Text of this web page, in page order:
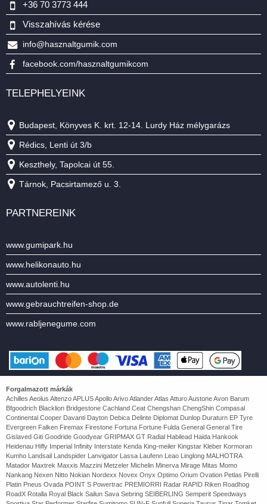
+36 70 3773 444
Visszahívás kérése
info@hasznaltgumik.com
facebook.com/hasznaltgumikcom
TELEPHELYEINK
Budapest, Könyves K. krt. 12-14. Lurdy Ház mélygarázs
Rédics, Lenti út 3/b
Keszthely, Tapolcai út 55.
Tárnok, Pacsirtamező u. 3.
PARTNEREINK
www.gumipark.hu
www.helikonauto.hu
www.autolenti.hu
www.gebrauchtreifen-shop.de
www.rabljenegume.com
Forgalmazott márkák
Achilles Aeolus Altenzo APLUS Apollo Arivo Atlander Atlas Atturo Austone Avon Barum
Bfgoodrich Blacklion Bridgestone Cachland Ceat Chengshan ChengShin Compasal
Continental Cooper Davanti Dayton Debica Delinte Diplomat Dunlop Duraturn EP Tyre
Evergreen Falken Firemax Firestone Fortuna Fortune Fulda General General Tire
Gislaved Giti Goodride Goodyear GRIPMAX GT Radial Habilead Haida Hankook
Heidenau Hifly Imperial Infinity Interstate Kenda King-meiler Kingstar Kleber Kormoran
Kumho Landsail Landspider Lanvigator Lassa Laufenn Leao Linglong MALHOTRA
Matador Maxtrek Maxxis Mazzini Metzeler Michelin Minerva Mirage Mitas Momo
Nankang Nexen Nitto Nokian Nordexx Novex Onyx Optimo Orium Ovation Petlas Pirelli
Platin Pneus Ovada POINT S Powertrac PREMIORRI Radar RAPID Riken Roadhog
RoadX Rotalla Royal Black Sailun Sava Sebring SEIBERLING Semperit Speedways